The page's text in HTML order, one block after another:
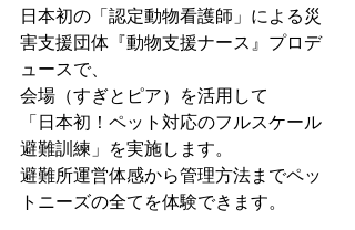
日本初の「認定動物看護師」による災
害支援団体『動物支援ナース』プロデ
ュースで、
会場（すぎとピア）を活用して
「日本初！ペット対応のフルスケール
避難訓練」を実施します。
避難所運営体感から管理方法までペッ
トニーズの全てを体験できます。